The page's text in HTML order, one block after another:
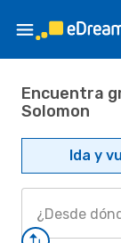
Encuentra
Solomon
Ida y
¿Desde